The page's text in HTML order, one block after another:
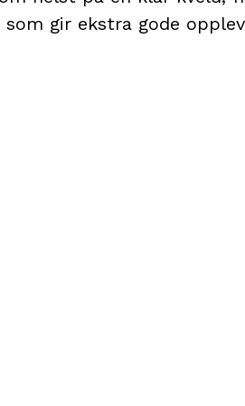
gir ekstra gode